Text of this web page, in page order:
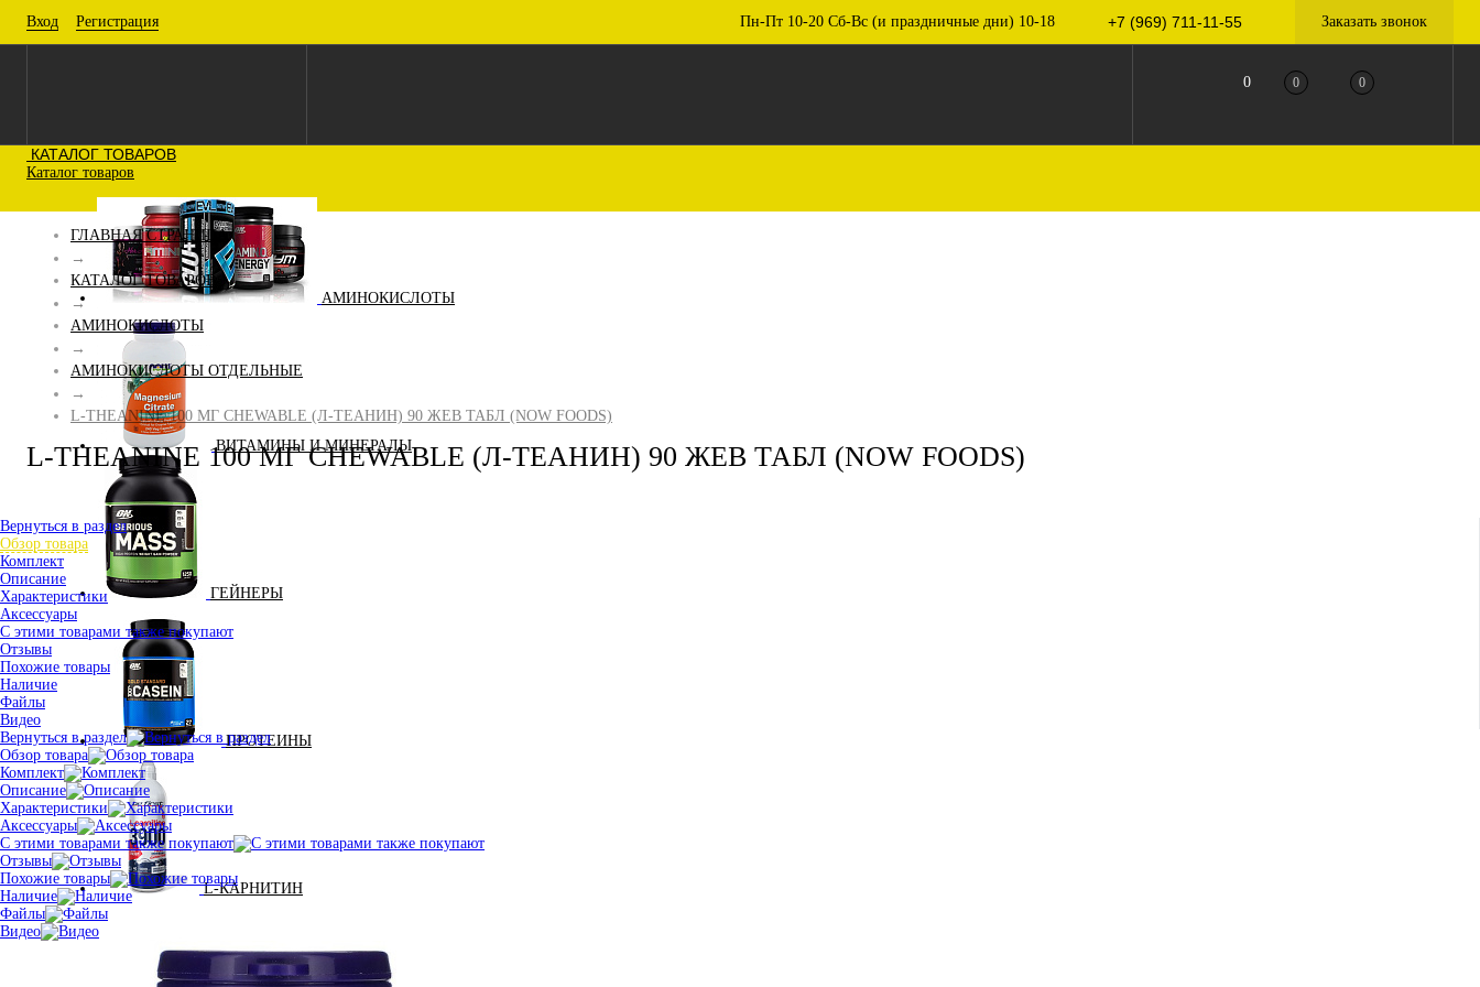
Вход Регистрация Пн-Пт 10-20 Сб-Вс (и праздничные дни) 10-18 +7 (969) 711-11-55 Заказать звонок
0 0 0
КАТАЛОГ ТОВАРОВ
Каталог товаров
АМИНОКИСЛОТЫ
ВИТАМИНЫ И МИНЕРАЛЫ
ГЕЙНЕРЫ
ПРОТЕИНЫ
L-КАРНИТИН
ГЛАВНАЯ СТРАНИЦА
→
КАТАЛОГ ТОВАРОВ
→
АМИНОКИСЛОТЫ
→
АМИНОКИСЛОТЫ ОТДЕЛЬНЫЕ
→
L-THEANINE 100 МГ CHEWABLE (Л-ТЕАНИН) 90 ЖЕВ ТАБЛ (NOW FOODS)
L-THEANINE 100 МГ CHEWABLE (Л-ТЕАНИН) 90 ЖЕВ ТАБЛ (NOW FOODS)
Вернуться в раздел
Обзор товара
Комплект
Описание
Характеристики
Аксессуары
С этими товарами также покупают
Отзывы
Похожие товары
Наличие
Файлы
Видео
Вернуться в раздел
Обзор товара
Комплект
Описание
Характеристики
Аксессуары
С этими товарами также покупают
Отзывы
Похожие товары
Наличие
Файлы
Видео